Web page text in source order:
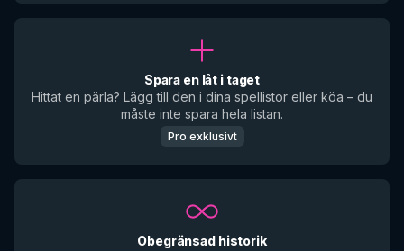
Spara en låt i taget
Hittat en pärla? Lägg till den i dina spellistor eller köa – du
måste inte spara hela listan.
Pro exklusivt
Obegränsad historik